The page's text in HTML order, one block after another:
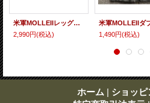
米軍MOLLEIIレッグパネル・ピストルマガジンポーチセットUCP迷彩(ACU迷彩)新品
2,990円(税込)
1,490円(税込)
ホーム | ショッピ